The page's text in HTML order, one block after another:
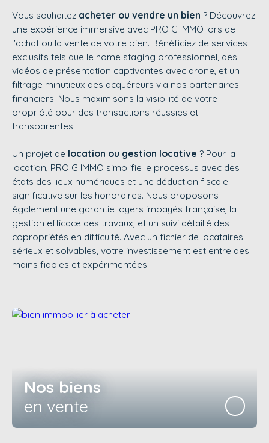
Vous souhaitez acheter ou vendre un bien ? Découvrez
une expérience immersive avec PRO G IMMO lors de
l'achat ou la vente de votre bien. Bénéficiez de services
exclusifs tels que le home staging professionnel, des
vidéos de présentation captivantes avec drone, et un
filtrage minutieux des acquéreurs via nos partenaires
financiers. Nous maximisons la visibilité de votre
propriété pour des transactions réussies et
transparentes.
Un projet de location ou gestion locative ? Pour la
location, PRO G IMMO simplifie le processus avec des
états des lieux numériques et une déduction fiscale
significative sur les honoraires. Nous proposons
également une garantie loyers impayés française, la
gestion efficace des travaux, et un suivi détaillé des
copropriétés en difficulté. Avec un fichier de locataires
sérieux et solvables, votre investissement est entre des
mains fiables et expérimentées.
Nos biens
en vente